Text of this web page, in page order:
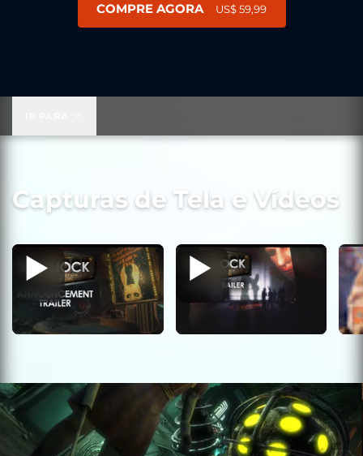
COMPRE AGORA US$ 59,99
Capturas de Tela e Vídeos